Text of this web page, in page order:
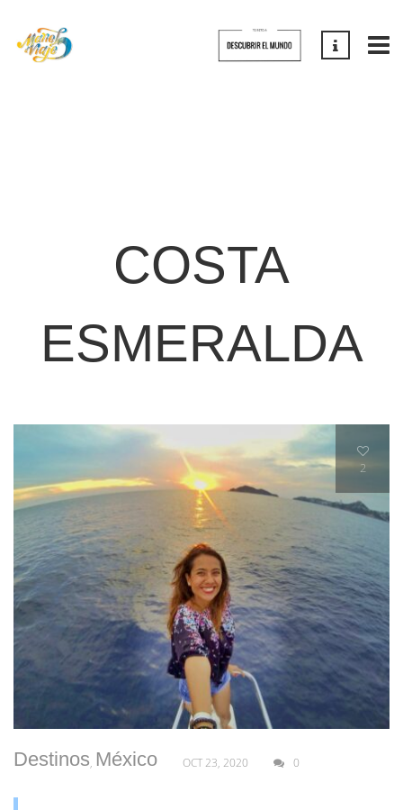
COSTA
ESMERALDA
2
Destinos, México OCT 23, 2020 0